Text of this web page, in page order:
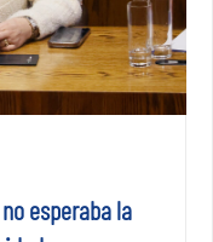
esperaba la